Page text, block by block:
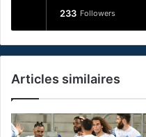
233 Followers
Articles similaires